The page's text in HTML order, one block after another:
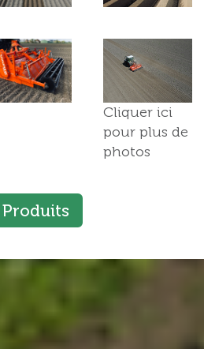
Cliquer ici
pour plus de
photos
Produits